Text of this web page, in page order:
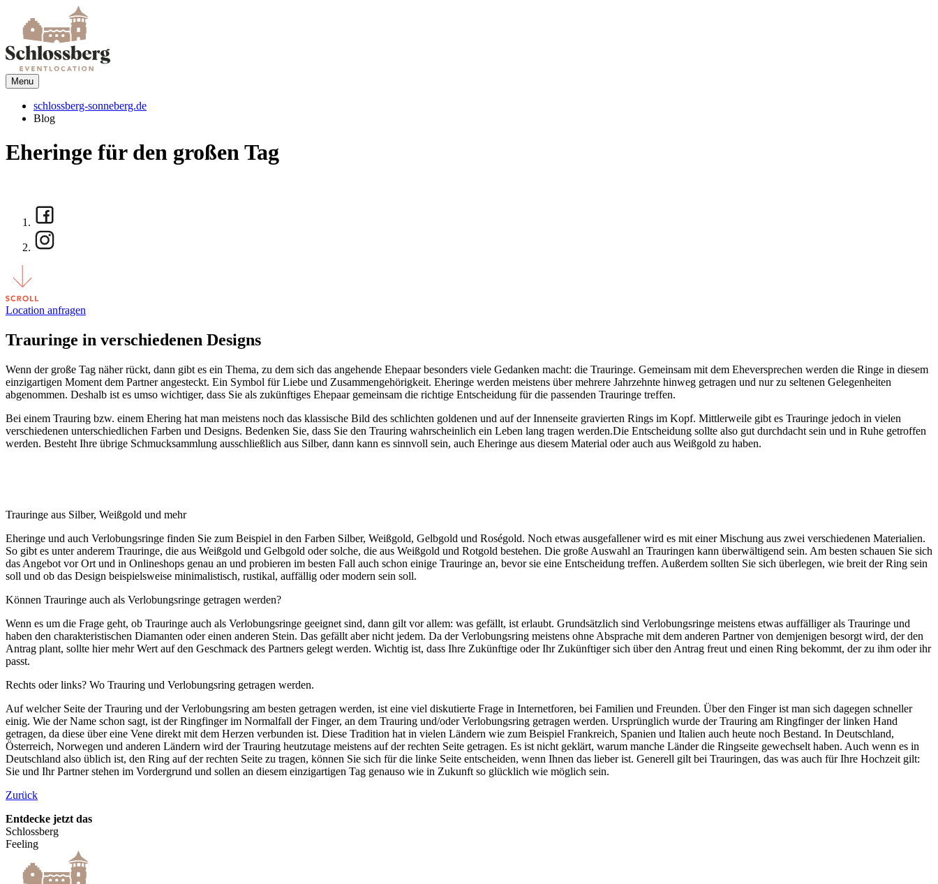
Menu
schlossberg-sonneberg.de
Blog
Eheringe für den großen Tag
Location anfragen
Trauringe in verschiedenen Designs
Wenn der große Tag näher rückt, dann gibt es ein Thema, zu dem sich das angehende Ehepaar besonders viele Gedanken macht: die Trauringe. Gemeinsam mit dem Eheversprechen werden die Ringe in diesem
einzigartigen Moment dem Partner angesteckt. Ein Symbol für Liebe und Zusammengehörigkeit. Eheringe werden meistens über mehrere Jahrzehnte hinweg getragen und nur zu seltenen Gelegenheiten
abgenommen. Deshalb ist es umso wichtiger, dass Sie als zukünftiges Ehepaar gemeinsam die richtige Entscheidung für die passenden Trauringe treffen.
Bei einem Trauring bzw. einem Ehering hat man meistens noch das klassische Bild des schlichten goldenen und auf der Innenseite gravierten Rings im Kopf. Mittlerweile gibt es Trauringe jedoch in vielen
verschiedenen unterschiedlichen Farben und Designs. Bedenken Sie, dass Sie den Trauring wahrscheinlich ein Leben lang tragen werden.Die Entscheidung sollte also gut durchdacht sein und in Ruhe getroffen
werden. Besteht Ihre übrige Schmucksammlung ausschließlich aus Silber, dann kann es sinnvoll sein, auch Eheringe aus diesem Material oder auch aus Weißgold zu haben.
Trauringe aus Silber, Weißgold und mehr
Eheringe und auch Verlobungsringe finden Sie zum Beispiel in den Farben Silber, Weißgold, Gelbgold und Roségold. Noch etwas ausgefallener wird es mit einer Mischung aus zwei verschiedenen Materialien.
So gibt es unter anderem Trauringe, die aus Weißgold und Gelbgold oder solche, die aus Weißgold und Rotgold bestehen. Die große Auswahl an Trauringen kann überwältigend sein. Am besten schauen Sie sich
das Angebot vor Ort und in Onlineshops genau an und probieren im besten Fall auch schon einige Trauringe an, bevor sie eine Entscheidung treffen. Außerdem sollten Sie sich überlegen, wie breit der Ring sein
soll und ob das Design beispielsweise minimalistisch, rustikal, auffällig oder modern sein soll.
Können Trauringe auch als Verlobungsringe getragen werden?
Wenn es um die Frage geht, ob Trauringe auch als Verlobungsringe geeignet sind, dann gilt vor allem: was gefällt, ist erlaubt. Grundsätzlich sind Verlobungsringe meistens etwas auffälliger als Trauringe und
haben den charakteristischen Diamanten oder einen anderen Stein. Das gefällt aber nicht jedem. Da der Verlobungsring meistens ohne Absprache mit dem anderen Partner von demjenigen besorgt wird, der den
Antrag plant, sollte hier mehr Wert auf den Geschmack des Partners gelegt werden. Wichtig ist, dass Ihre Zukünftige oder Ihr Zukünftiger sich über den Antrag freut und einen Ring bekommt, der zu ihm oder ihr
passt.
Rechts oder links? Wo Trauring und Verlobungsring getragen werden.
Auf welcher Seite der Trauring und der Verlobungsring am besten getragen werden, ist eine viel diskutierte Frage in Internetforen, bei Familien und Freunden. Über den Finger ist man sich dagegen schneller
einig. Wie der Name schon sagt, ist der Ringfinger im Normalfall der Finger, an dem Trauring und/oder Verlobungsring getragen werden. Ursprünglich wurde der Trauring am Ringfinger der linken Hand
getragen, da diese über eine Vene direkt mit dem Herzen verbunden ist. Diese Tradition hat in vielen Ländern wie zum Beispiel Frankreich, Spanien und Italien auch heute noch Bestand. In Deutschland,
Österreich, Norwegen und anderen Ländern wird der Trauring heutzutage meistens auf der rechten Seite getragen. Es ist nicht geklärt, warum manche Länder die Ringseite gewechselt haben. Auch wenn es in
Deutschland also üblich ist, den Ring auf der rechten Seite zu tragen, können Sie sich für die linke Seite entscheiden, wenn Ihnen das lieber ist. Generell gilt bei Trauringen, das was auch für Ihre Hochzeit gilt:
Sie und Ihr Partner stehen im Vordergrund und sollen an diesem einzigartigen Tag genauso wie in Zukunft so glücklich wie möglich sein.
Zurück
Entdecke jetzt das
Schlossberg
Feeling